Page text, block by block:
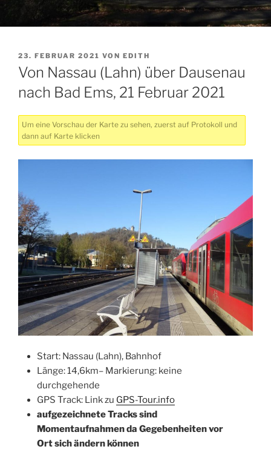
VERÖFFENTLICHT
AM
23. FEBRUAR 2021 VON EDITH
Von Nassau (Lahn) über Dausenau
nach Bad Ems, 21 Februar 2021
Um eine Vorschau der Karte zu sehen, zuerst auf Protokoll und
dann auf Karte klicken
Start: Nassau (Lahn), Bahnhof
Länge: 14,6km– Markierung: keine
durchgehende
GPS Track: Link zu GPS-Tour.info
aufgezeichnete Tracks sind
Momentaufnahmen da Gegebenheiten vor
Ort sich ändern können